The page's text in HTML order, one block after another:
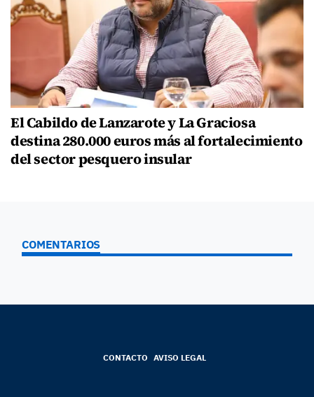
El Cabildo de Lanzarote y La Graciosa
destina 280.000 euros más al fortalecimiento
del sector pesquero insular
COMENTARIOS
CONTACTO AVISO LEGAL